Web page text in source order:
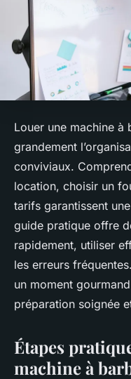
Louer une machine
grandement
conviviaux.
location, choisir un
tarifs garantissent
guide pratique offre
rapidement, utiliser
les erreurs
un moment
préparation soignée
Étapes
machine à